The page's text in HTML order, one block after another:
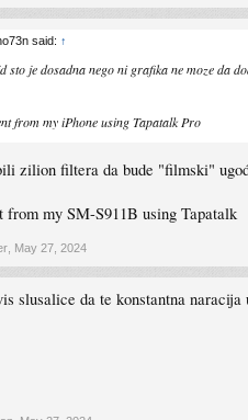
said: ↑
sto je dosadna nego ni grafika ne moze da
from my iPhone using Tapatalk Pro
zilion filtera da bude "filmski"
from my SM-S911B using Tapatalk
May 27, 2024
slusalice da te konstantna naracija